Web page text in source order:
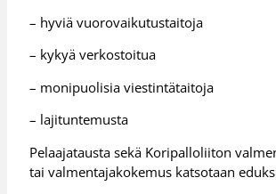
– hyviä vuorovaikutustaitoja
– kykyä verkostoitua
– monipuolisia viestintätaitoja
– lajituntemusta
Pelaajatausta sekä Koripalloliiton
tai valmentajakokemus katsotaan